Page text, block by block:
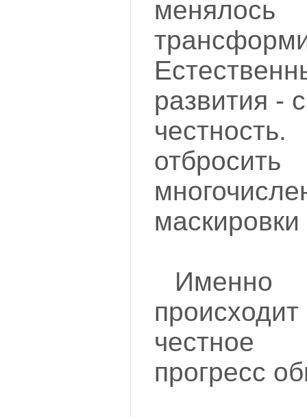
развития -
прогресс